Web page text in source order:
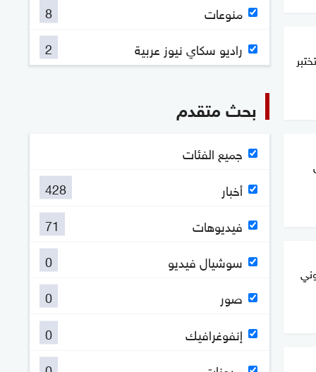
منوعات
8
راديو سكاي نيوز عربية
2
بحث متقدم
جميع الفئات
أخبار
428
فيديوهات
71
سوشيال فيديو
0
صور
0
إنفوغرافيك
0